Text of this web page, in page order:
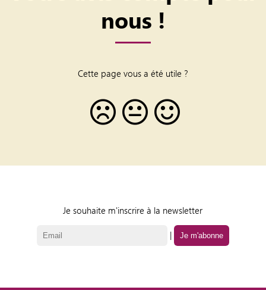
nous !
Cette page vous a été utile ?
Je souhaite m'inscrire à la newsletter
|